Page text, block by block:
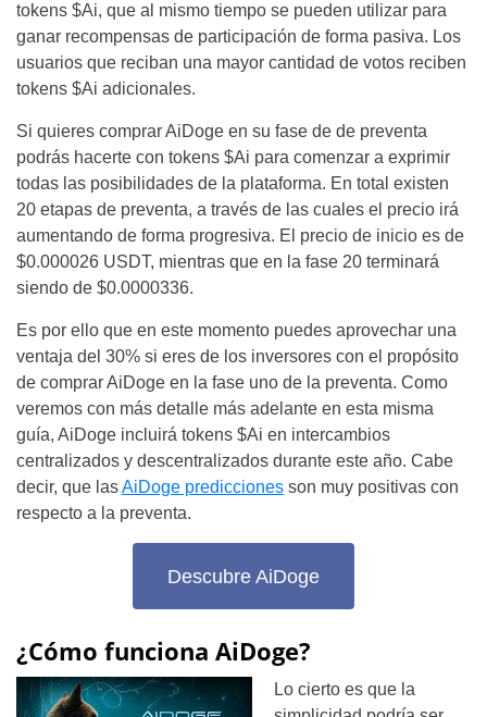
tokens $Ai, que al mismo tiempo se pueden utilizar para
ganar recompensas de participación de forma pasiva. Los
usuarios que reciban una mayor cantidad de votos reciben
tokens $Ai adicionales.
Si quieres comprar AiDoge en su fase de de preventa
podrás hacerte con tokens $Ai para comenzar a exprimir
todas las posibilidades de la plataforma. En total existen
20 etapas de preventa, a través de las cuales el precio irá
aumentando de forma progresiva. El precio de inicio es de
$0.000026 USDT, mientras que en la fase 20 terminará
siendo de $0.0000336.
Es por ello que en este momento puedes aprovechar una
ventaja del 30% si eres de los inversores con el propósito
de comprar AiDoge en la fase uno de la preventa. Como
veremos con más detalle más adelante en esta misma
guía, AiDoge incluirá tokens $Ai en intercambios
centralizados y descentralizados durante este año. Cabe
decir, que lasAiDoge predicciones son muy positivas con
respecto a la preventa.
Descubre AiDoge
¿Cómo funciona AiDoge?
Lo cierto es que la